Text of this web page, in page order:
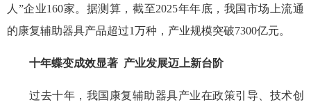
人”企业160家。据测算，截至2025年年底，我国市场上流通
的康复辅助器具产品超过1万种，产业规模突破7300亿元。
十年蝶变成效显著 产业发展迈上新台阶
过去十年，我国康复辅助器具产业在政策引导、技术创